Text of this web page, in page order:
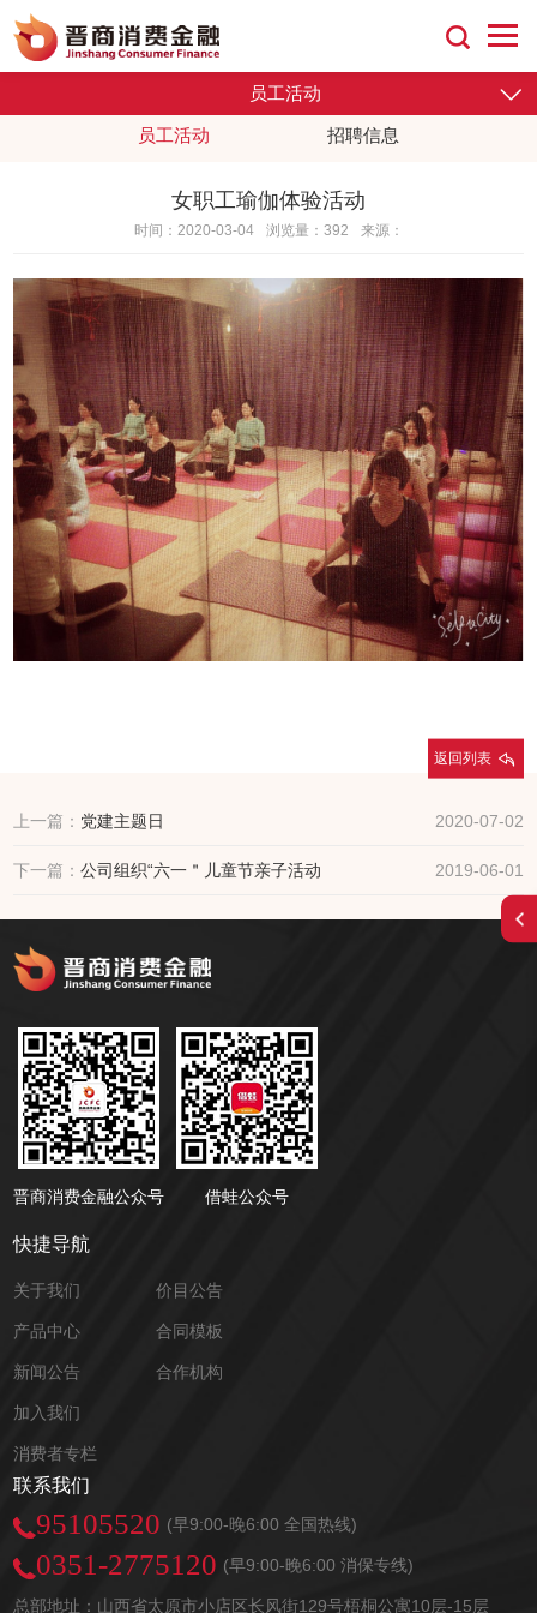
员工活动
员工活动 招聘信息
女职工瑜伽体验活动
时间：2020-03-04 浏览量：392 来源：
上一篇： 党建主题日 2020-07-02
下一篇：公司组织“六一＂儿童节亲子活动 2019-06-01
返回列表
晋商消费金融公众号 借蛙公众号
快捷导航
关于我们
产品中心
新闻公告
加入我们
消费者专栏
价目公告
合同模板
合作机构
联系我们
95105520 (早9:00-晚6:00 全国热线)
0351-2775120 (早9:00-晚6:00 消保专线)
总部地址：山西省太原市小店区长风街129号梧桐公寓10层-15层